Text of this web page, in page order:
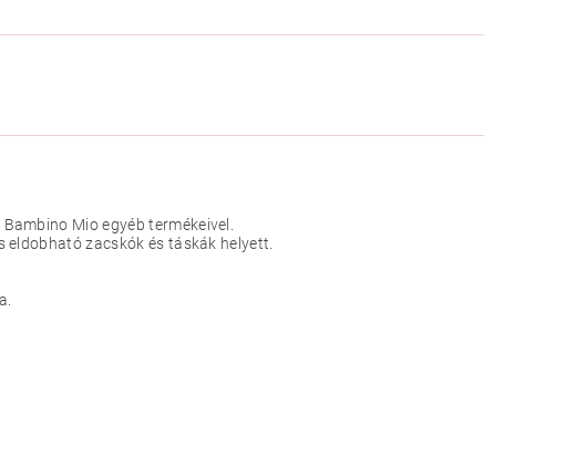
Mio egyéb termékeivel.
zacskók és táskák helyett.